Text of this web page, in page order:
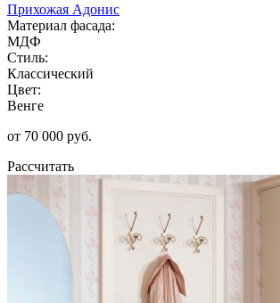
Прихожая Адонис
Материал фасада:
МДФ
Стиль:
Классический
Цвет:
Венге
от 70 000 руб.
Рассчитать